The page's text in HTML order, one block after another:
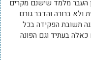
העבר מלמד שישנם מקרים
ברורה והדבר גורם
תשובת הפקידה בכל
כאלה בעתיד וגם הפונה